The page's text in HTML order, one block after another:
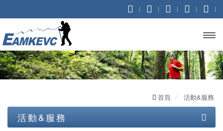
主選
首頁 活動&服務
活動&服務